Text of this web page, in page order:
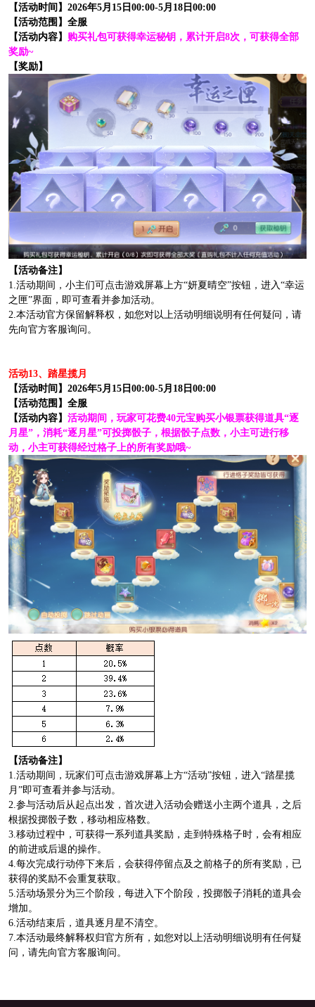
【活动时间】2026年5月15日00:00-5月18日00:00
【活动范围】全服
【活动内容】 购买礼包可获得幸运秘钥，累计开启8次，可获得全部
奖励~
【奖励】
【活动备注】
1.活动期间，小主们可点击游戏屏幕上方“妍夏晴空”按钮，进入“幸运
之匣”界面，即可查看并参加活动。
2.本活动官方保留解释权，如您对以上活动明细说明有任何疑问，请
先向官方客服询问。
活动13、踏星揽月
【活动时间】2026年5月15日00:00-5月18日00:00
【活动范围】全服
【活动内容】 活动期间，玩家可花费40元宝购买小银票获得道具“逐
月星”，消耗“逐月星”可投掷骰子，根据骰子点数，小主可进行移
动，小主可获得经过格子上的所有奖励哦~
【活动备注】
1.活动期间，玩家们可点击游戏屏幕上方“活动”按钮，进入“踏星揽
月”即可查看并参与活动。
2.参与活动后从起点出发，首次进入活动会赠送小主两个道具，之后
根据投掷骰子数，移动相应格数。
3.移动过程中，可获得一系列道具奖励，走到特殊格子时，会有相应
的前进或后退的操作。
4.每次完成行动停下来后，会获得停留点及之前格子的所有奖励，已
获得的奖励不会重复获取。
5.活动场景分为三个阶段，每进入下个阶段，投掷骰子消耗的道具会
增加。
6.活动结束后，道具逐月星不清空。
7.本活动最终解释权归官方所有，如您对以上活动明细说明有任何疑
问，请先向官方客服询问。